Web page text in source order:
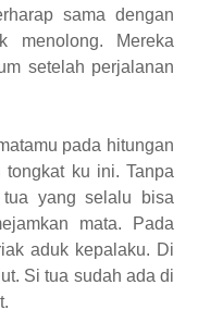
sama dengan
menolong. Mereka
setelah perjalanan
pada hitungan
ku ini. Tanpa
yang selalu bisa
mata. Pada
aduk kepalaku. Di
Si tua sudah ada di